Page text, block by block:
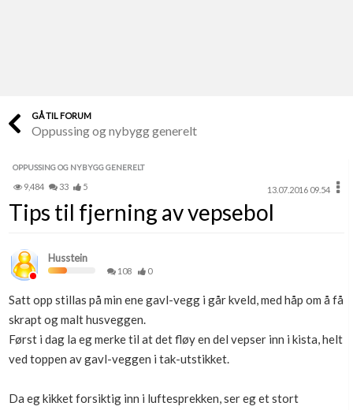
Finn håndverkere
Papirer som mangler
Skaff dokumentasjon som mangler
Kundeservice
Få svar på det du lurer på
Kom i gang med Boligmappa
Se din bolig? Klikk her
Boligmappa+
GÅ TIL FORUM
Oppussing og nybygg generelt
OPPUSSING OG NYBYGG GENERELT
9,484 33 5 13.07.2016 09.54
Tips til fjerning av vepsebol
Husstein
108 0
Satt opp stillas på min ene gavl-vegg i går kveld, med håp om å få
skrapt og malt husveggen.
Først i dag la eg merke til at det fløy en del vepser inn i kista, helt
ved toppen av gavl-veggen i tak-utstikket.
Da eg kikket forsiktig inn i luftesprekken, ser eg et stort